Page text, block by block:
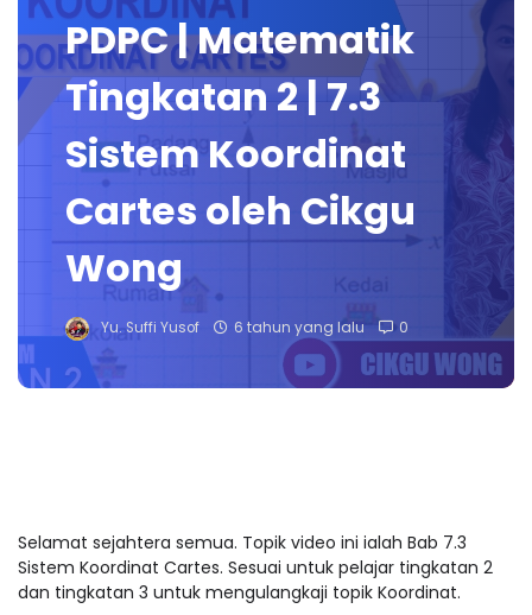
PDPC | Matematik
Tingkatan 2 | 7.3
Sistem Koordinat
Cartes oleh Cikgu
Wong
Yu. Suffi Yusof 6 tahun yang lalu 0
Selamat sejahtera semua. Topik video ini ialah Bab 7.3
Sistem Koordinat Cartes. Sesuai untuk pelajar tingkatan 2
dan tingkatan 3 untuk mengulangkaji topik Koordinat.